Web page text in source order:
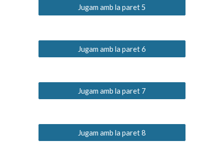
Jugam amb la paret 5
Jugam amb la paret 6
Jugam amb la paret 7
Jugam amb la paret 8